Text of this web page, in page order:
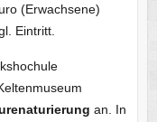
(Erwachsene)
Eintritt.
an. In